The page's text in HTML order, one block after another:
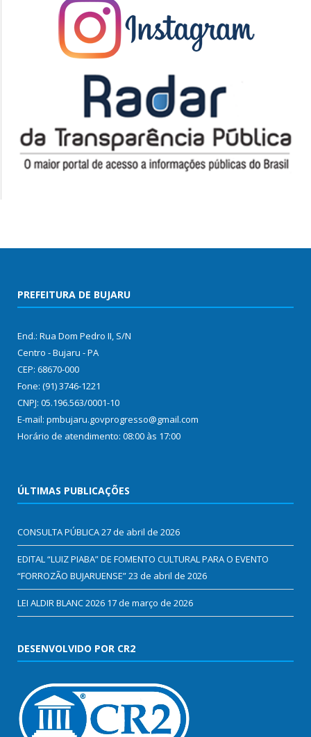
PREFEITURA DE BUJARU
End.: Rua Dom Pedro II, S/N
Centro - Bujaru - PA
CEP: 68670-000
Fone: (91) 3746-1221
CNPJ: 05.196.563/0001-10
E-mail: pmbujaru.govprogresso@gmail.com
Horário de atendimento: 08:00 às 17:00
ÚLTIMAS PUBLICAÇÕES
CONSULTA PÚBLICA27 de abril de 2026
EDITAL “LUIZ PIABA” DE FOMENTO CULTURAL PARA O EVENTO
“FORROZÃO BUJARUENSE”23 de abril de 2026
LEI ALDIR BLANC 2026 17 de março de 2026
DESENVOLVIDO POR CR2